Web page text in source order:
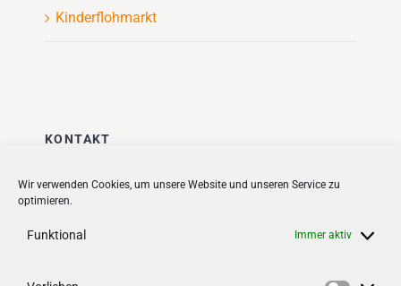
Wir verwenden Cookies, um unsere Website und unseren Service zu
optimieren.
Funktional Immer aktiv
Kinderflohmarkt
KONTAKT
Stadt + Handel City- und
Quartiersmanagement